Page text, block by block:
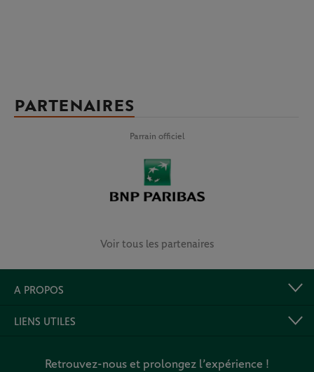
PARTENAIRES
Parrain officiel
Voir tous les partenaires
A PROPOS
LIENS UTILES
Retrouvez-nous et prolongez l’expérience !